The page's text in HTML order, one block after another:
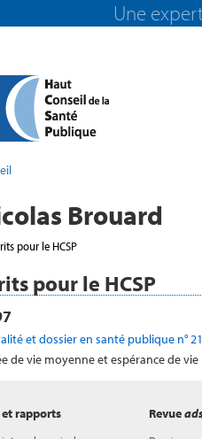
Une
Brouard
pour le HCSP
pour le HCSP
et dossier en santé publique n° 21
de vie moyenne et espérance de vie
rapports Revue